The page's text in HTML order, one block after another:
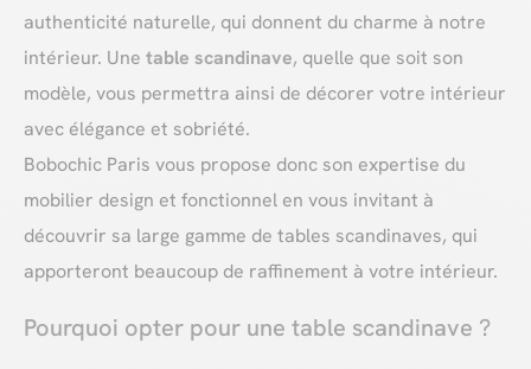
authenticité naturelle, qui donnent du charme à notre
intérieur. Une table scandinave, quelle que soit son
modèle, vous permettra ainsi de décorer votre intérieur
avec élégance et sobriété.
Bobochic Paris vous propose donc son expertise du
mobilier design et fonctionnel en vous invitant à
découvrir sa large gamme de tables scandinaves, qui
apporteront beaucoup de raffinement à votre intérieur.
Pourquoi opter pour une table scandinave ?